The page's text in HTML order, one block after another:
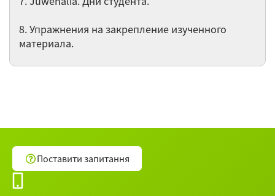
Остальные 49 вебинаров категории Польский
язык ►
8. Упражнения на закрепление изученного
материала.
Поставити запитання